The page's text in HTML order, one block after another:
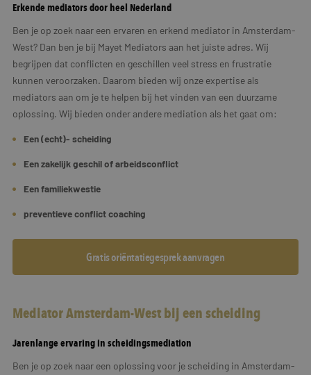
Erkende mediators door heel Nederland
Ben je op zoek naar een ervaren en erkend mediator in Amsterdam-
West? Dan ben je bij Mayet Mediators aan het juiste adres. Wij
begrijpen dat conflicten en geschillen veel stress en frustratie
kunnen veroorzaken. Daarom bieden wij onze expertise als
mediators aan om je te helpen bij het vinden van een duurzame
oplossing. Wij bieden onder andere mediation als het gaat om:
Een (echt)- scheiding
Een zakelijk geschil of arbeidsconflict
Een familiekwestie
preventieve conflict coaching
Gratis oriëntatiegesprek aanvragen
Mediator Amsterdam-West bij een scheiding
Jarenlange ervaring in scheidingsmediation
Ben je op zoek naar een oplossing voor je scheiding in Amsterdam-